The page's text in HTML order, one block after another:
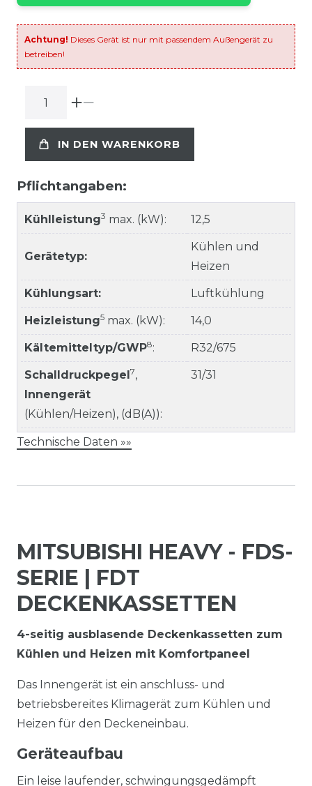
Achtung! Dieses Gerät ist nur mit passendem Außengerät zu
betreiben!
IN DEN WARENKORB
Pflichtangaben:
Kühlleistung3 max. (kW): 12,5
Gerätetyp:
Kühlen und
Heizen
Kühlungsart: Luftkühlung
Heizleistung5 max. (kW): 14,0
Kältemitteltyp/GWP8: R32/675
Schalldruckpegel 7,
Innengerät
(Kühlen/Heizen), (dB(A)):
31/31
Technische Daten »»
MITSUBISHI HEAVY - FDS-
SERIE | FDT
DECKENKASSETTEN
4-seitig ausblasende Deckenkassetten zum
Kühlen und Heizen mit Komfortpaneel
Das Innengerät ist ein anschluss- und
betriebsbereites Klimagerät zum Kühlen und
Heizen für den Deckeneinbau.
Geräteaufbau
Ein leise laufender, schwingungsgedämpft